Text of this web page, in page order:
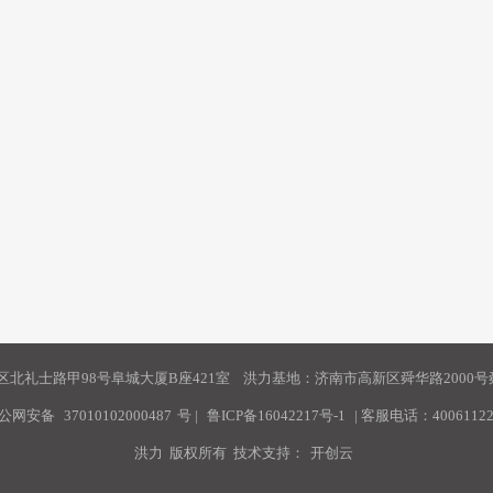
北礼士路甲98号阜城大厦B座421室 洪力基地：济南市高新区舜华路2000号
网安备 37010102000487 号 | 鲁ICP备16042217号-1 | 客服电话：
洪力 版权所有 技术支持： 开创云